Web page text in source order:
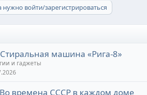
нужно войти/зарегистрироваться
Стиральная машина «Рига-8»
и гаджеты
Во времена СССР в каждом доме